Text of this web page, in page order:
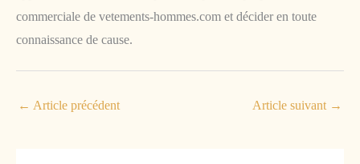
commerciale de vetements-hommes.com et décider en toute
connaissance de cause.
← Article précédent Article suivant →